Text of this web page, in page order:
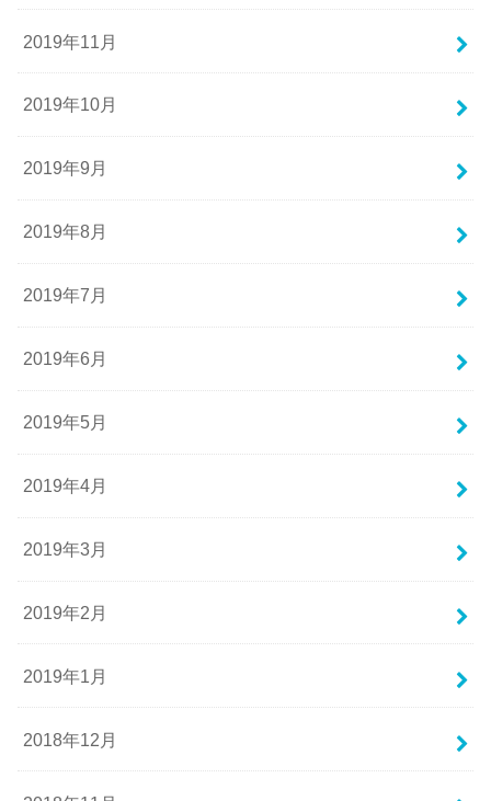
2019年11月
2019年10月
2019年9月
2019年8月
2019年7月
2019年6月
2019年5月
2019年4月
2019年3月
2019年2月
2019年1月
2018年12月